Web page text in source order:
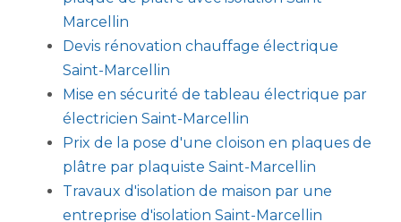
Marcellin
Devis rénovation chauffage électrique
Saint-Marcellin
Mise en sécurité de tableau électrique par
électricien Saint-Marcellin
Prix de la pose d'une cloison en plaques de
plâtre par plaquiste Saint-Marcellin
Travaux d'isolation de maison par une
entreprise d'isolation Saint-Marcellin